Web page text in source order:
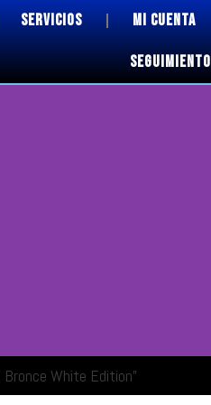
SERVICIOS MI CUENTA
SEGUIMIENTO
White Edition”